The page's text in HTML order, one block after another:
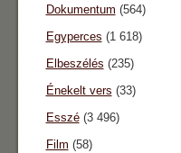
Dokumentum (564)
Egyperces (1 618)
Elbeszélés (235)
Énekelt vers (33)
Esszé(3 496)
Film (58)